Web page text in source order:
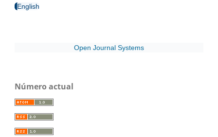
English
Open Journal Systems
Número actual